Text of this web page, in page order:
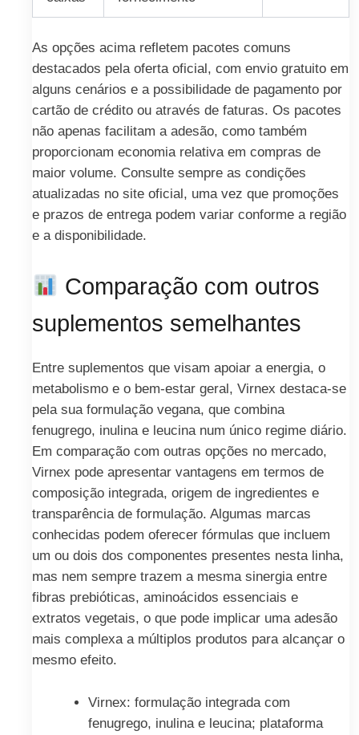
As opções acima refletem pacotes comuns
destacados pela oferta oficial, com envio gratuito em
alguns cenários e a possibilidade de pagamento por
cartão de crédito ou através de faturas. Os pacotes
não apenas facilitam a adesão, como também
proporcionam economia relativa em compras de
maior volume. Consulte sempre as condições
atualizadas no site oficial, uma vez que promoções
e prazos de entrega podem variar conforme a região
e a disponibilidade.
Comparação com outros
suplementos semelhantes
Entre suplementos que visam apoiar a energia, o
metabolismo e o bem-estar geral, Virnex destaca-se
pela sua formulação vegana, que combina
fenugrego, inulina e leucina num único regime diário.
Em comparação com outras opções no mercado,
Virnex pode apresentar vantagens em termos de
composição integrada, origem de ingredientes e
transparência de formulação. Algumas marcas
conhecidas podem oferecer fórmulas que incluem
um ou dois dos componentes presentes nesta linha,
mas nem sempre trazem a mesma sinergia entre
fibras prebióticas, aminoácidos essenciais e
extratos vegetais, o que pode implicar uma adesão
mais complexa a múltiplos produtos para alcançar o
mesmo efeito.
Virnex: formulação integrada com
fenugrego, inulina e leucina; plataforma